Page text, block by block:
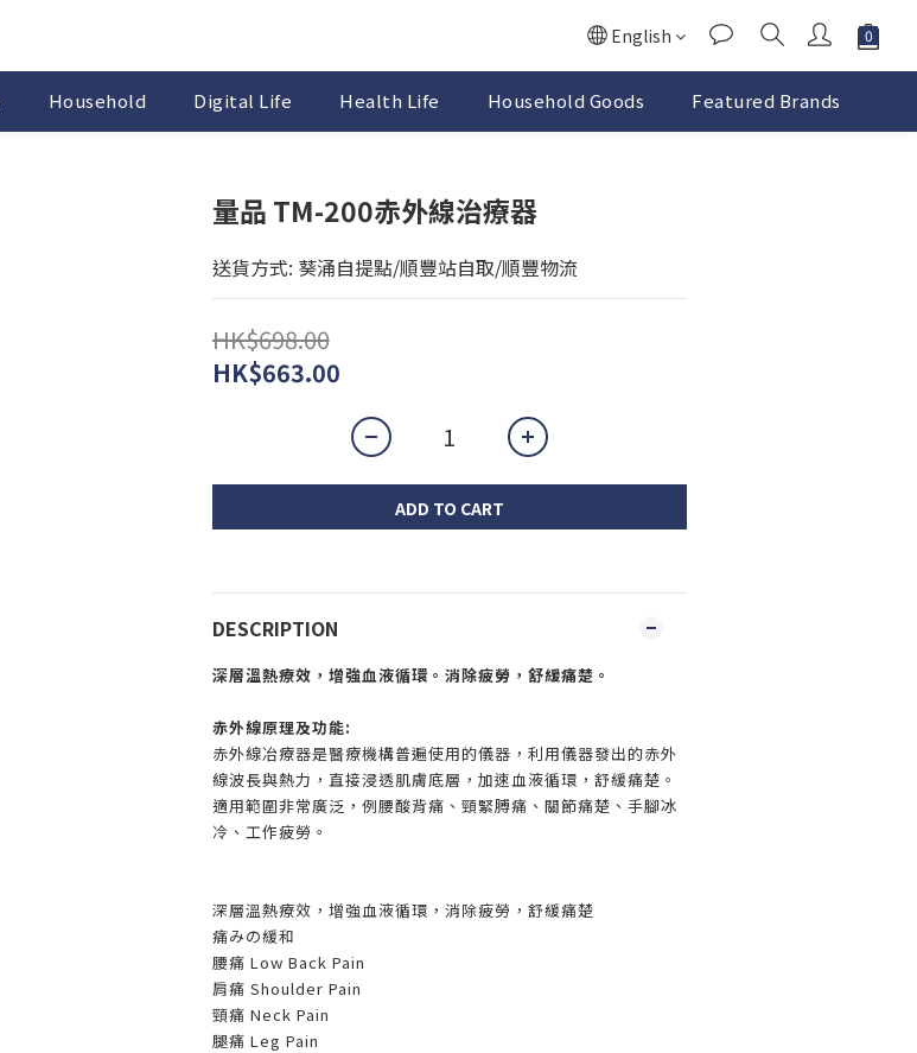
English
Household Digital Life Health Life Household Goods Featured Brands
量品 TM-200赤外線治療器
送貨方式: 葵涌自提點/順豐站自取/順豐物流
HK$698.00
HK$663.00
ADD TO CART
DESCRIPTION
深層溫熱療效，增強血液循環。消除疲勞，舒緩痛楚。
赤外線原理及功能:
赤外線冶療器是醫療機構普遍使用的儀器，利用儀器發出的赤外
線波長與熱力，直接浸透肌膚底層，加速血液循環，舒緩痛楚。
適用範圍非常廣泛，例腰酸背痛、頸緊膊痛、關節痛楚、手腳冰
冷、工作疲勞。
深層溫熱療效，增強血液循環，消除疲勞，舒緩痛楚
痛みの緩和
腰痛 Low Back Pain
肩痛 Shoulder Pain
頸痛 Neck Pain
腿痛 Leg Pain